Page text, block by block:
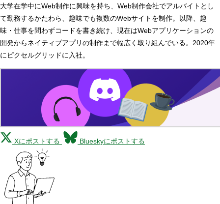
大学在学中にWeb制作に興味を持ち、Web制作会社でアルバイトとし
て勤務するかたわら、趣味でも複数のWebサイトを制作。以降、趣
味・仕事を問わずコードを書き続け、現在はWebアプリケーションの
開発からネイティブアプリの制作まで幅広く取り組んでいる。2020年
にピクセルグリッドに入社。
Xにポストする Blueskyにポストする